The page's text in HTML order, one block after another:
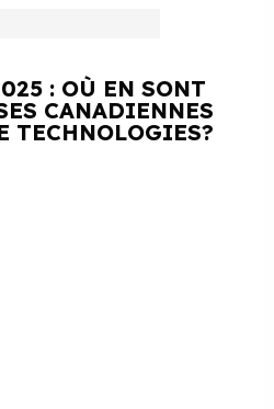
: OÙ EN SONT
CANADIENNES
TECHNOLOGIES?